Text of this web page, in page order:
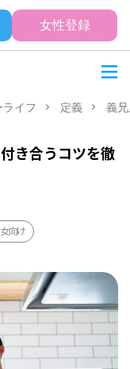
女性登録
イフ 定義 義
き合うコツを徹
向け